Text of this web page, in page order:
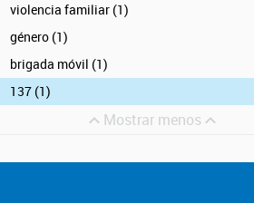
violencia familiar (1)
género (1)
brigada móvil (1)
137 (1)
Mostrar menos